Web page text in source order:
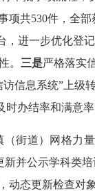
共530件，全
进一步优化登
。 三是严格落实
信息系统”上级
办结率和满意率
街道）网格力
并公示学科类
动态更新检查对